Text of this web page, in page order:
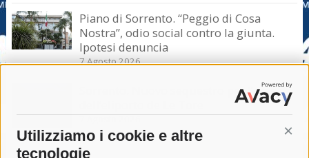
Utilizziamo i cookie e altre
tecnologie
Piano di Sorrento. “Peggio di Cosa
Nostra”, odio social contro la giunta.
Ipotesi denuncia
7 Agosto 2026
Sorrento. Nuovo sequestro per l’area